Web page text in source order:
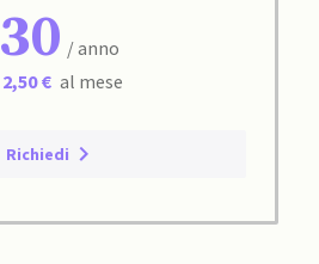
30 / anno
2,50 € al mese
Richiedi